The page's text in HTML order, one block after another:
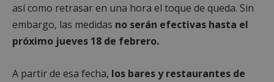
así como retrasar en una hora el toque de queda. Sin
embargo, las medidas no serán efectivas hasta el
próximo jueves 18 de febrero.
A partir de esa fecha, los bares y restaurantes de